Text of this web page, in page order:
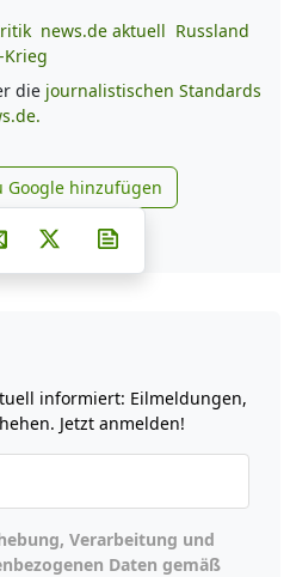
news.de aktuell Russland
Krieg
die journalistischen Standards
news.de zu Google
Google hinzufügen
auf Facebook
Teilen auf Whatsapp
Teilen auf Telegram
auf Pinterest
Per E-Mail teilen
Post auf X
informiert: Eilmeldungen,
Jetzt anmelden!
Daten gemäß